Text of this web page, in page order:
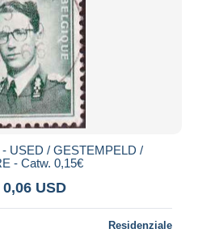
- USED / GESTEMPELD /
- Catw. 0,15€
0,06 USD
Residenziale